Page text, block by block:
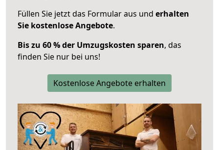
Füllen Sie jetzt das Formular aus und erhalten
Sie kostenlose Angebote.
Bis zu 60 % der Umzugskosten sparen, das
finden Sie nur bei uns!
Kostenlose Angebote erhalten